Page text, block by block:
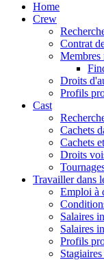
Home
Crew
Contrat
Membres
Droits
Profils
Cast
Cachets
Cachets
Droits
Travailler dans
Emploi à
Salaires
Salaires
Profils